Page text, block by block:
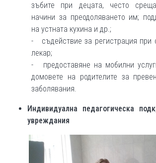
зъбите при децата, често
начини за преодоляването им;
на устната кухина и др.;
- съдействие за регистрация при
лекар;
- предоставяне на мобилни
домовете на родителите за
заболявания.
Индивидуална педагогическа
увреждания